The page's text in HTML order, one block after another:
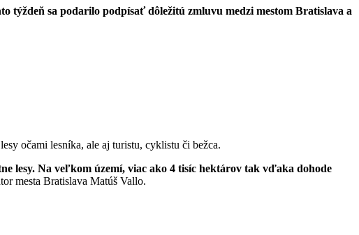
týždeň sa podarilo podpísať dôležitú zmluvu medzi mestom Bratislava a
očami lesníka, ale aj turistu, cyklistu či bežca.
lesy. Na veľkom území, viac ako 4 tisíc hektárov tak vďaka dohode
mesta Bratislava Matúš Vallo.